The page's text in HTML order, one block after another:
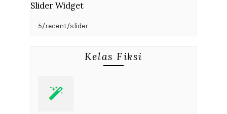
Slider Widget
5/recent/slider
Kelas Fiksi